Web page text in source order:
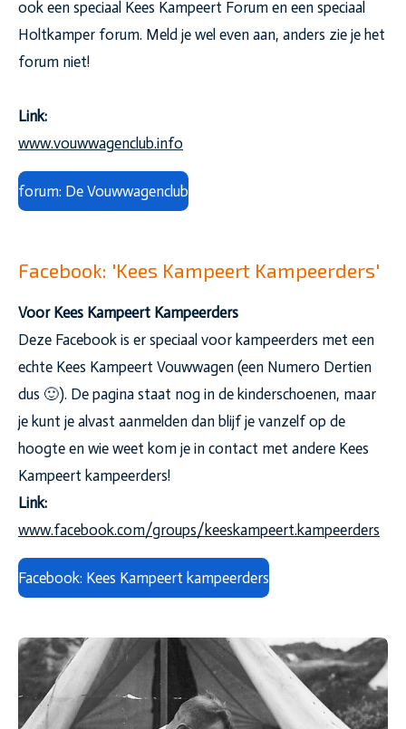
ook een speciaal Kees Kampeert Forum en een speciaal
Holtkamper forum. Meld je wel even aan, anders zie je het
forum niet!
Link:
www.vouwwagenclub.info
forum: De Vouwwagenclub
Facebook: 'Kees Kampeert Kampeerders'
Voor Kees Kampeert Kampeerders
Deze Facebook is er speciaal voor kampeerders met een
echte Kees Kampeert Vouwwagen (een Numero Dertien
dus 🙂). De pagina staat nog in de kinderschoenen, maar
je kunt je alvast aanmelden dan blijf je vanzelf op de
hoogte en wie weet kom je in contact met andere Kees
Kampeert kampeerders!
Link:
www.facebook.com/groups/keeskampeert.kampeerders
Facebook: Kees Kampeert kampeerders